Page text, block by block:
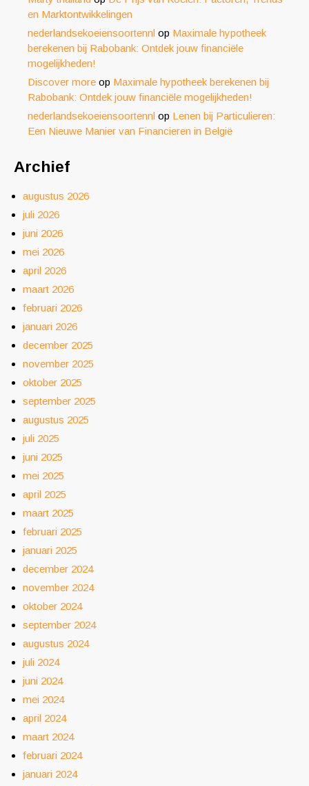
en Marktontwikkelingen
nederlandsekoeiensoortennl op Maximale hypotheek
berekenen bij Rabobank: Ontdek jouw financiële
mogelijkheden!
Discover more op Maximale hypotheek berekenen bij
Rabobank: Ontdek jouw financiële mogelijkheden!
nederlandsekoeiensoortennl op Lenen bij Particulieren:
Een Nieuwe Manier van Financieren in België
Archief
augustus 2026
juli 2026
juni 2026
mei 2026
april 2026
maart 2026
februari 2026
januari 2026
december 2025
november 2025
oktober 2025
september 2025
augustus 2025
juli 2025
juni 2025
mei 2025
april 2025
maart 2025
februari 2025
januari 2025
december 2024
november 2024
oktober 2024
september 2024
augustus 2024
juli 2024
juni 2024
mei 2024
april 2024
maart 2024
februari 2024
januari 2024